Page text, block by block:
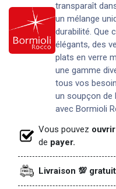
transparaît
un mélange
durabilité. Que
élégants, des
plats en verre
une gamme
tous vos
un soupçon de
avec Bormioli
Vous pouvez
de payer.
Livraison 💯